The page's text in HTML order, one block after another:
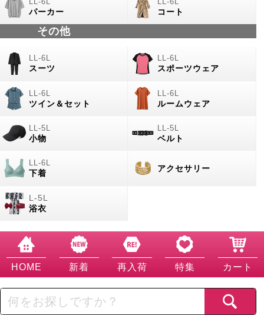
パーカー コート
その他
スーツ スポーツウェア
ツイン＆セット ルームウェア
小物 ベルト
下着
アクセサリー
浴衣
HOME 新着 再入荷 特集 カート